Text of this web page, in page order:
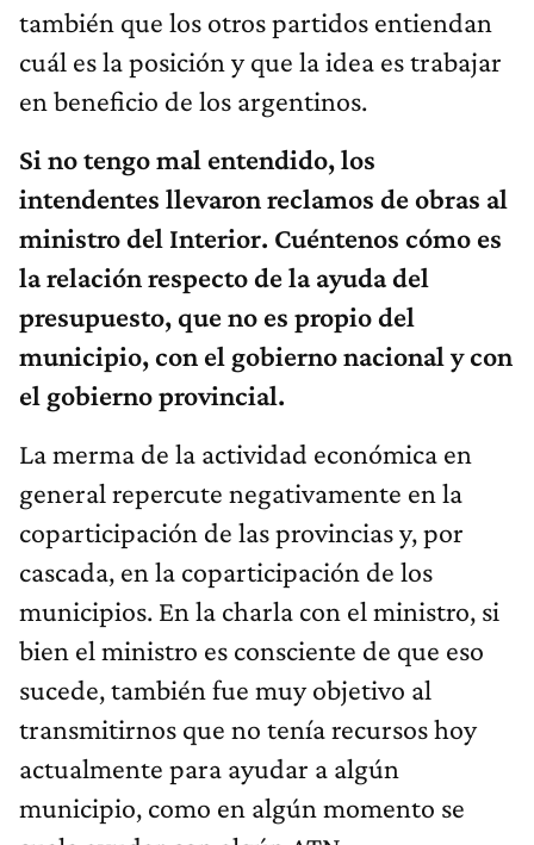
también que los otros partidos entiendan
cuál es la posición y que la idea es trabajar
en beneficio de los argentinos.
Si no tengo mal entendido, los
intendentes llevaron reclamos de obras al
ministro del Interior. Cuéntenos cómo es
la relación respecto de la ayuda del
presupuesto, que no es propio del
municipio, con el gobierno nacional y con
el gobierno provincial.
La merma de la actividad económica en
general repercute negativamente en la
coparticipación de las provincias y, por
cascada, en la coparticipación de los
municipios. En la charla con el ministro, si
bien el ministro es consciente de que eso
sucede, también fue muy objetivo al
transmitirnos que no tenía recursos hoy
actualmente para ayudar a algún
municipio, como en algún momento se